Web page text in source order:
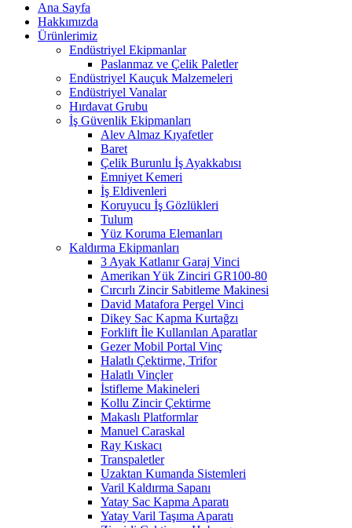
Ana Sayfa
Hakkımızda
Ürünlerimiz
Endüstriyel Ekipmanlar
Paslanmaz ve Çelik Paletler
Endüstriyel Kauçuk Malzemeleri
Endüstriyel Vanalar
Hırdavat Grubu
İş Güvenlik Ekipmanları
Alev Almaz Kıyafetler
Baret
Çelik Burunlu İş Ayakkabısı
Emniyet Kemeri
İş Eldivenleri
Koruyucu İş Gözlükleri
Tulum
Yüz Koruma Elemanları
Kaldırma Ekipmanları
3 Ayak Katlanır Garaj Vinci
Amerikan Yük Zinciri GR100-80
Cırcırlı Zincir Sabitleme Makinesi
David Matafora Pergel Vinci
Dikey Sac Kapma Kurtağzı
Forklift İle Kullanılan Aparatlar
Gezer Mobil Portal Vinç
Halatlı Çektirme, Trifor
Halatlı Vinçler
İstifleme Makineleri
Kollu Zincir Çektirme
Makaslı Platformlar
Manuel Caraskal
Ray Kıskacı
Transpaletler
Uzaktan Kumanda Sistemleri
Varil Kaldırma Sapanı
Yatay Sac Kapma Aparatı
Yatay Varil Taşıma Aparatı